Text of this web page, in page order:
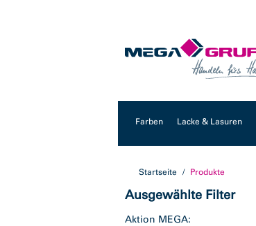
Farben Lacke & Lasuren
Startseite Produkte
Ausgewählte Filter
Aktion MEGA: